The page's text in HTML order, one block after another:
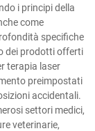
i principi della
come
specifiche
dei prodotti offerti
terapia laser
preimpostati
accidentali.
settori medici,
veterinarie,